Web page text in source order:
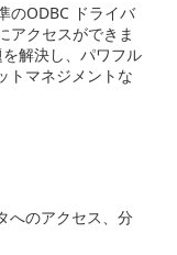
のODBC ドライバ
アクセスができま
解決し、パワフル
トマネジメントな
へのアクセス、分